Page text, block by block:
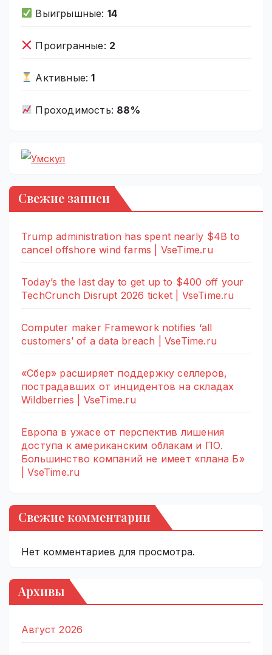
Выигрышные: 14
Проигранные: 2
Активные:1
Проходимость: 88%
Свежие записи
Trump administration has spent nearly $4B to
cancel offshore wind farms | VseTime.ru
Today’s the last day to get up to $400 off your
TechCrunch Disrupt 2026 ticket | VseTime.ru
Computer maker Framework notifies ‘all
customers’ of a data breach | VseTime.ru
«Сбер» расширяет поддержку селлеров,
пострадавших от инцидентов на складах
Wildberries | VseTime.ru
Европа в ужасе от перспектив лишения
доступа к американским облакам и ПО.
Большинство компаний не имеет «плана Б»
| VseTime.ru
Свежие комментарии
Нет комментариев для просмотра.
Архивы
Август 2026